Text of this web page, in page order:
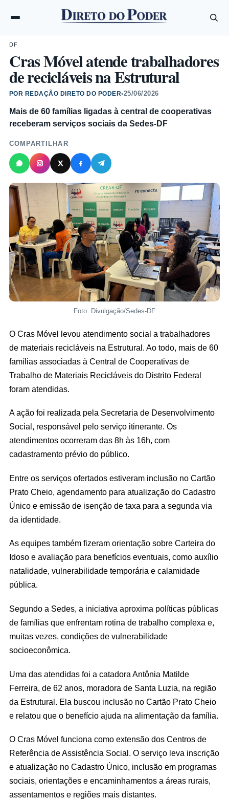
DF
Cras Móvel atende trabalhadores
de recicláveis na Estrutural
POR REDAÇÃO DIRETO DO PODER•25/06/2026
Mais de 60 famílias ligadas à central de cooperativas
receberam serviços sociais da Sedes-DF
COMPARTILHAR
Foto: Divulgação/Sedes-DF
O Cras Móvel levou atendimento social a trabalhadores
de materiais recicláveis na Estrutural. Ao todo, mais de 60
famílias associadas à Central de Cooperativas de
Trabalho de Materiais Recicláveis do Distrito Federal
foram atendidas.
A ação foi realizada pela Secretaria de Desenvolvimento
Social, responsável pelo serviço itinerante. Os
atendimentos ocorreram das 8h às 16h, com
cadastramento prévio do público.
Entre os serviços ofertados estiveram inclusão no Cartão
Prato Cheio, agendamento para atualização do Cadastro
Único e emissão de isenção de taxa para a segunda via
da identidade.
As equipes também fizeram orientação sobre Carteira do
Idoso e avaliação para benefícios eventuais, como auxílio
natalidade, vulnerabilidade temporária e calamidade
pública.
Segundo a Sedes, a iniciativa aproxima políticas públicas
de famílias que enfrentam rotina de trabalho complexa e,
muitas vezes, condições de vulnerabilidade
socioeconômica.
Uma das atendidas foi a catadora Antônia Matilde
Ferreira, de 62 anos, moradora de Santa Luzia, na região
da Estrutural. Ela buscou inclusão no Cartão Prato Cheio
e relatou que o benefício ajuda na alimentação da família.
O Cras Móvel funciona como extensão dos Centros de
Referência de Assistência Social. O serviço leva inscrição
e atualização no Cadastro Único, inclusão em programas
sociais, orientações e encaminhamentos a áreas rurais,
assentamentos e regiões mais distantes.